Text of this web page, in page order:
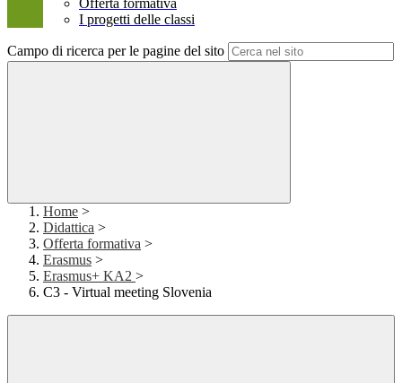
Offerta formativa
I progetti delle classi
Campo di ricerca per le pagine del sito
Home >
Didattica >
Offerta formativa >
Erasmus >
Erasmus+ KA2 >
C3 - Virtual meeting Slovenia